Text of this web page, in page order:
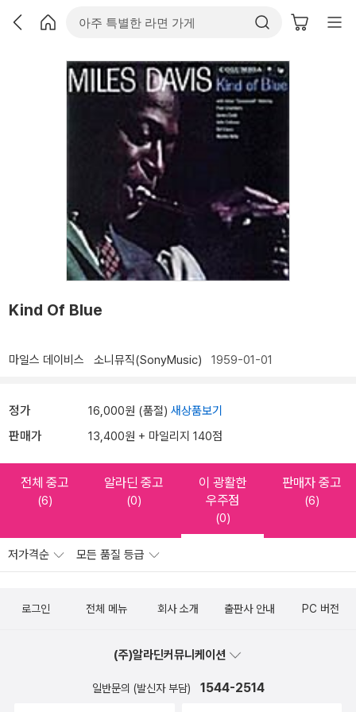
Kind Of Blue
마일스 데이비스 소니뮤직(SonyMusic) 1959-01-01
정가 16,000원 (품절) 새상품보기
판매가 13,400원 + 마일리지 140점
전체 중고
(6)
알라딘 중고
(0)
이 광활한
우주점
(0)
판매자 중고
(6)
저가격순 모든 품질 등급
로그인 전체 메뉴 회사 소개 출판사 안내 PC 버전
(주)알라딘커뮤니케이션
일반문의 (발신자 부담) 1544-2514